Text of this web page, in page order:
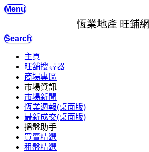
Menu
恆業地產 旺鋪網
Search
主頁
旺舖搜尋器
商場專區
市場資訊
市場新聞
恆業週報(桌面版)
最新成交(桌面版)
搵盤助手
買賣精選
租盤精選